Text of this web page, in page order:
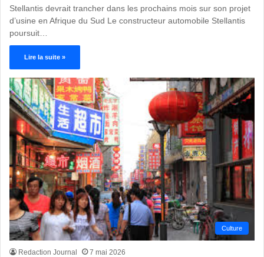
Stellantis devrait trancher dans les prochains mois sur son projet
d’usine en Afrique du Sud Le constructeur automobile Stellantis
poursuit…
Lire la suite »
Culture
Redaction Journal 7 mai 2026